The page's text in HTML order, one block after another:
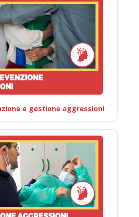
e gestione aggressioni